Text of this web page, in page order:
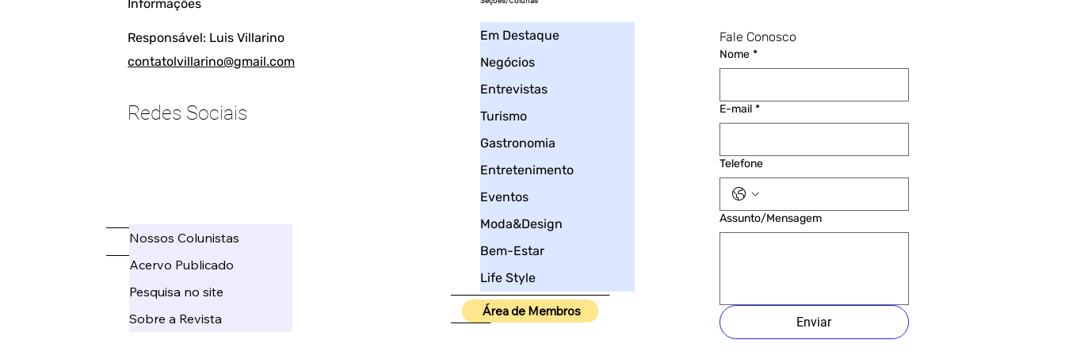
Fale Conosco
Nome *
E-mail *
Telefone
Assunto/Mensagem
Enviar
Informações
Responsável: Luis Villarino
contatolvillarino@gmail.com
Redes Sociais
_____
Nossos Colunistas
Acervo Publicado
Pesquisa no site
Sobre a Revista
Em Destaque
Negócios
Entrevistas
Turismo
Gastronomia
Entretenimento
Eventos
Moda&Design
Bem-Estar
Life Style
____________________
_____Área de Membros